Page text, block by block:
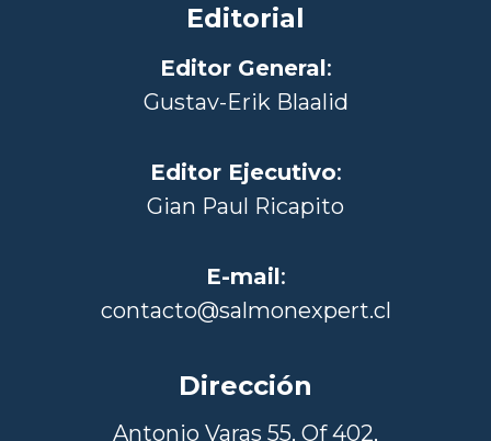
Editorial
Editor General:
Gustav-Erik Blaalid
Editor Ejecutivo:
Gian Paul Ricapito
E-mail:
contacto@salmonexpert.cl
Dirección
Antonio Varas 55, Of 402,